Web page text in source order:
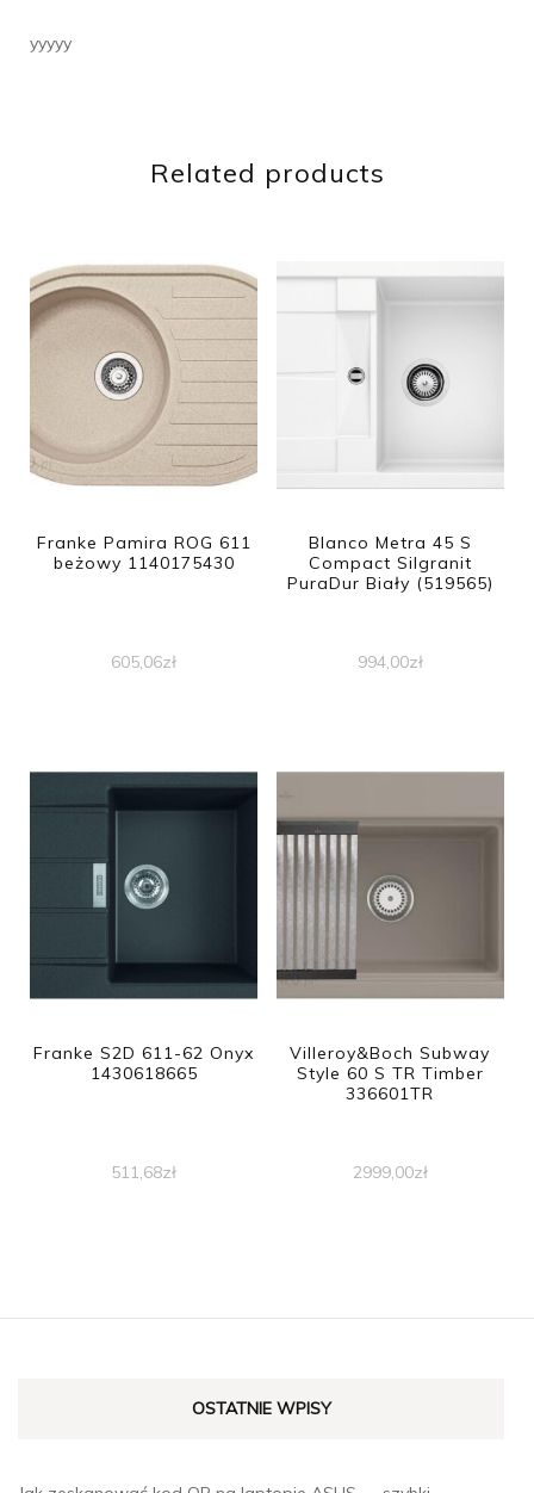
yyyyy
Related products
Franke Pamira ROG 611
beżowy 1140175430
605,06zł
Blanco Metra 45 S
Compact Silgranit
PuraDur Biały (519565)
994,00zł
Franke S2D 611-62 Onyx
1430618665
511,68zł
Villeroy&Boch Subway
Style 60 S TR Timber
336601TR
2999,00zł
OSTATNIE WPISY